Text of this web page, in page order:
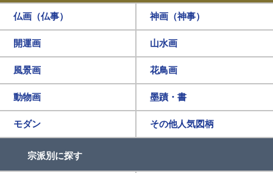
仏画（仏事） 神画（神事）
開運画 山水画
風景画 花鳥画
動物画 墨蹟・書
モダン その他人気図柄
宗派別に探す